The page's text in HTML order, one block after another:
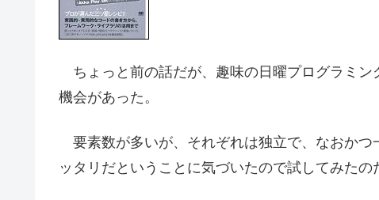
ちょっと前の話だが、趣味の日曜プログラミン
機会があった。
要素数が多いが、それぞれは独立で、なおか
ッタリだということに気づいたので試してみたの